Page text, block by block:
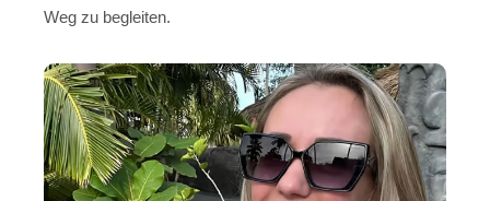
Weg zu begleiten.